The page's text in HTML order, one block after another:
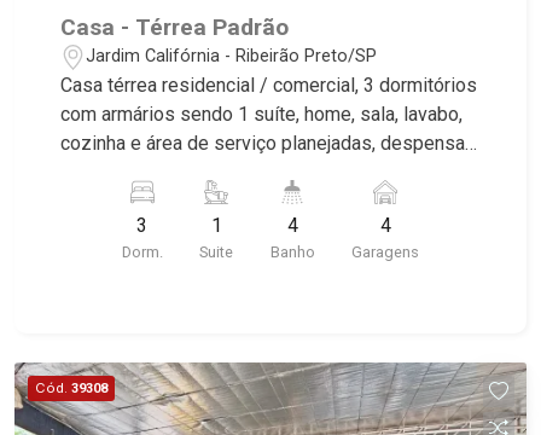
Casa - Térrea Padrão
Jardim Califórnia - Ribeirão Preto/SP
Casa térrea residencial / comercial, 3 dormitórios
com armários sendo 1 suíte, home, sala, lavabo,
cozinha e área de serviço planejadas, despensa,
vagas sendo 2 cobertas, excelente localização,
próximo a Av. Cel. Fernando Ferreira Leite.
3
Dorm.
1
Suite
4
Banho
4
Garagens
Cód. 39308